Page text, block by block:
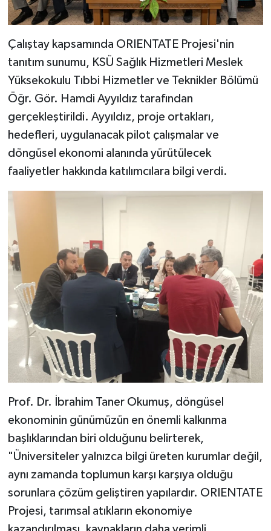
Çalıştay kapsamında ORIENTATE Projesi'nin
tanıtım sunumu, KSÜ Sağlık Hizmetleri Meslek
Yüksekokulu Tıbbi Hizmetler ve Teknikler Bölümü
Öğr. Gör. Hamdi Ayyıldız tarafından
gerçekleştirildi. Ayyıldız, proje ortakları,
hedefleri, uygulanacak pilot çalışmalar ve
döngüsel ekonomi alanında yürütülecek
faaliyetler hakkında katılımcılara bilgi verdi.
Prof. Dr. İbrahim Taner Okumuş, döngüsel
ekonominin günümüzün en önemli kalkınma
başlıklarından biri olduğunu belirterek,
"Üniversiteler yalnızca bilgi üreten kurumlar değil,
aynı zamanda toplumun karşı karşıya olduğu
sorunlara çözüm geliştiren yapılardır. ORIENTATE
Projesi, tarımsal atıkların ekonomiye